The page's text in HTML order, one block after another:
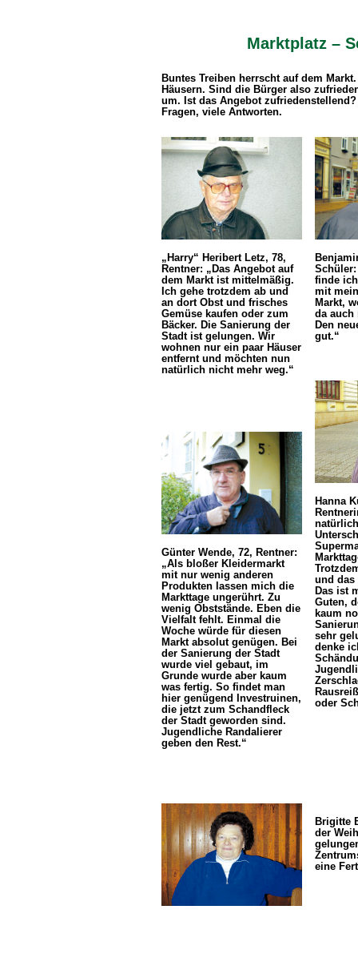
Marktplatz –
Buntes Treiben herrscht auf dem
Häusern. Sind die Bürger also
um. Ist das Angebot
Fragen, viele Antworten.
„Harry“ Heribert Letz, 78,
Rentner: „Das Angebot auf
dem Markt ist mittelmäßig.
Ich gehe trotzdem ab und
an dort Obst und frisches
Gemüse kaufen oder zum
Bäcker. Die Sanierung der
Stadt ist gelungen. Wir
wohnen nur ein paar Häuser
entfernt und möchten nun
natürlich nicht mehr weg.“
Schüler:
finde
mit
Markt,
da auch
Den
gut.“
Hanna
und das
Das ist
Guten,
kaum
sehr
denke
oder
Günter Wende, 72, Rentner:
„Als bloßer Kleidermarkt
mit nur wenig anderen
Produkten lassen mich die
Markttage ungerührt. Zu
wenig Obststände. Eben die
Vielfalt fehlt. Einmal die
Woche würde für diesen
Markt absolut genügen. Bei
der Sanierung der Stadt
wurde viel gebaut, im
Grunde wurde aber kaum
was fertig. So findet man
hier genügend Investruinen,
die jetzt zum Schandfleck
der Stadt geworden sind.
Jugendliche Randalierer
geben den Rest.“
Brigitte
der
eine